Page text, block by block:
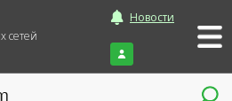
сетей
Новости
Войти